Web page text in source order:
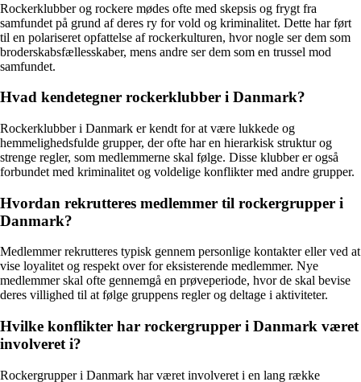
Rockerklubber og rockere mødes ofte med skepsis og frygt fra
samfundet på grund af deres ry for vold og kriminalitet. Dette har ført
til en polariseret opfattelse af rockerkulturen, hvor nogle ser dem som
broderskabsfællesskaber, mens andre ser dem som en trussel mod
samfundet.
Hvad kendetegner rockerklubber i Danmark?
Rockerklubber i Danmark er kendt for at være lukkede og
hemmelighedsfulde grupper, der ofte har en hierarkisk struktur og
strenge regler, som medlemmerne skal følge. Disse klubber er også
forbundet med kriminalitet og voldelige konflikter med andre grupper.
Hvordan rekrutteres medlemmer til rockergrupper i
Danmark?
Medlemmer rekrutteres typisk gennem personlige kontakter eller ved at
vise loyalitet og respekt over for eksisterende medlemmer. Nye
medlemmer skal ofte gennemgå en prøveperiode, hvor de skal bevise
deres villighed til at følge gruppens regler og deltage i aktiviteter.
Hvilke konflikter har rockergrupper i Danmark været
involveret i?
Rockergrupper i Danmark har været involveret i en lang række